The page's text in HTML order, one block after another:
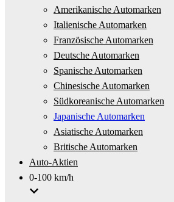
Amerikanische Automarken
Italienische Automarken
Französische Automarken
Deutsche Automarken
Spanische Automarken
Chinesische Automarken
Südkoreanische Automarken
Japanische Automarken
Asiatische Automarken
Britische Automarken
Auto-Aktien
0-100 km/h